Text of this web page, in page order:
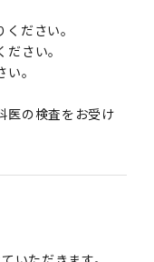
ださい。
さい。
。
医の検査をお受け